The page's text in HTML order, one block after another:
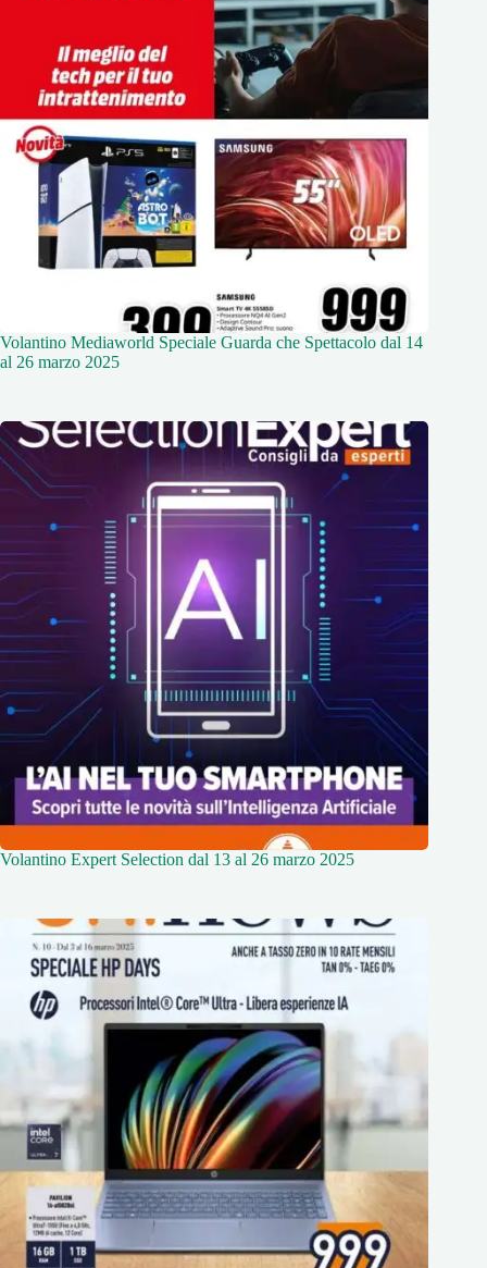
Volantino Mediaworld Speciale Guarda che Spettacolo dal 14
al 26 marzo 2025
Volantino Expert Selection dal 13 al 26 marzo 2025